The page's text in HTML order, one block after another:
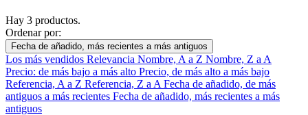
Hay 3 productos.
Ordenar por:
Fecha de añadido, más recientes a más antiguos
Los más vendidos Relevancia Nombre, A a Z Nombre, Z a A
Precio: de más bajo a más alto Precio, de más alto a más bajo
Referencia, A a Z Referencia, Z a A Fecha de añadido, de más
antiguos a más recientes Fecha de añadido, más recientes a más
antiguos